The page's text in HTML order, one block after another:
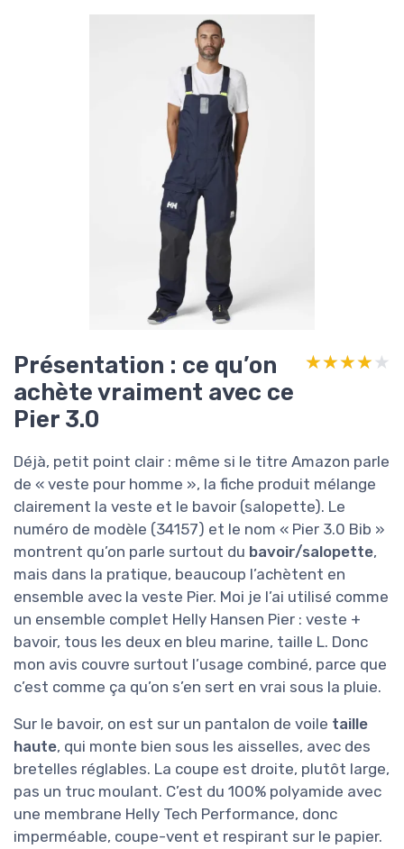
Présentation : ce qu’on
achète vraiment avec ce
Pier 3.0
★★★★★
★★★★★
Déjà, petit point clair : même si le titre Amazon parle
de « veste pour homme », la fiche produit mélange
clairement la veste et le bavoir (salopette). Le
numéro de modèle (34157) et le nom « Pier 3.0 Bib »
montrent qu’on parle surtout du bavoir/salopette,
mais dans la pratique, beaucoup l’achètent en
ensemble avec la veste Pier. Moi je l’ai utilisé comme
un ensemble complet Helly Hansen Pier : veste +
bavoir, tous les deux en bleu marine, taille L. Donc
mon avis couvre surtout l’usage combiné, parce que
c’est comme ça qu’on s’en sert en vrai sous la pluie.
Sur le bavoir, on est sur un pantalon de voile taille
haute, qui monte bien sous les aisselles, avec des
bretelles réglables. La coupe est droite, plutôt large,
pas un truc moulant. C’est du 100% polyamide avec
une membrane Helly Tech Performance, donc
imperméable, coupe-vent et respirant sur le papier.